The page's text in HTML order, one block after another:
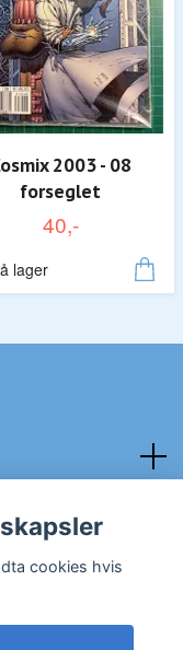
2003 - 08
forseglet
40,-
lager
cookies hvis